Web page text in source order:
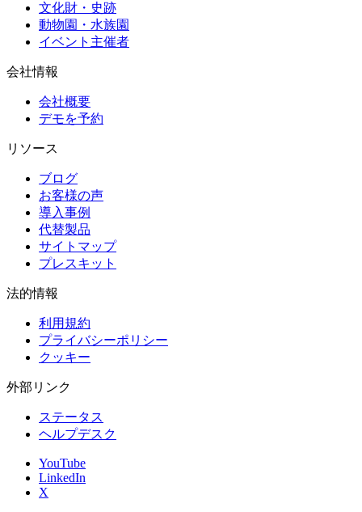
文化財・史跡
動物園・水族園
イベント主催者
会社情報
会社概要
デモを予約
リソース
ブログ
お客様の声
導入事例
代替製品
サイトマップ
プレスキット
法的情報
利用規約
プライバシーポリシー
クッキー
外部リンク
ステータス
ヘルプデスク
YouTube
LinkedIn
X